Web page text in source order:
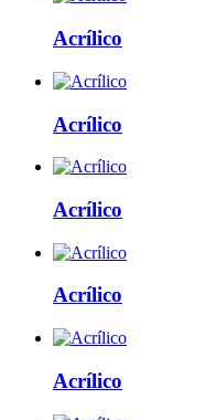
Acrílico
Acrílico
Acrílico
Acrílico
Acrílico